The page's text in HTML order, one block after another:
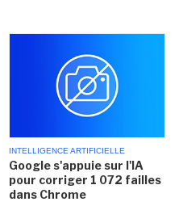
INTELLIGENCE ARTIFICIELLE
Google s'appuie sur l'IA
pour corriger 1 072 failles
dans Chrome